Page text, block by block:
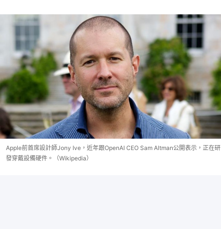
Apple前首席設計師Jony Ive，近年跟OpenAI CEO Sam Altman公開表示，正在研
發穿戴設備硬件。（Wikipedia）